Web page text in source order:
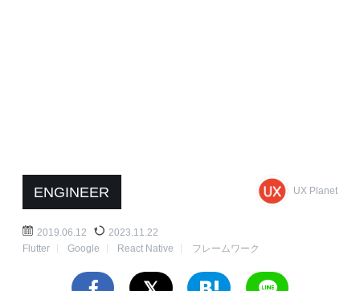
ENGINEER UX Planet
2019.06.12
2023.11.22
Flutter
Google React Native フレームワーク